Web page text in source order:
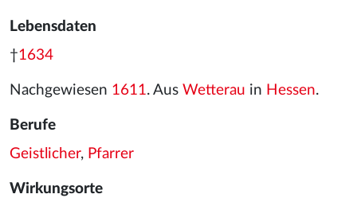
Lebensdaten
†1634
Nachgewiesen 1611. Aus Wetterau in Hessen.
Berufe
Geistlicher, Pfarrer
Wirkungsorte